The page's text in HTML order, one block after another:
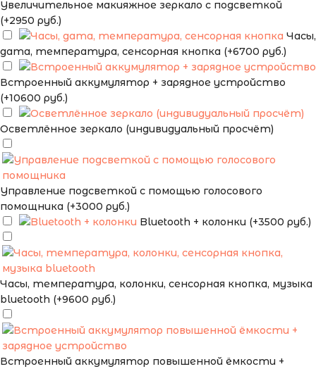
Увеличительное макияжное зеркало с подсветкой
(+2950 руб.)
Часы,
дата, температура, сенсорная кнопка (+6700 руб.)
Встроенный аккумулятор + зарядное устройство
(+10600 руб.)
Осветлённое зеркало (индивидуальный просчёт)
Управление подсветкой с помощью голосового
помощника (+3000 руб.)
Bluetooth + колонки (+3500 руб.)
Часы, температура, колонки, сенсорная кнопка, музыка
bluetooth (+9600 руб.)
Встроенный аккумулятор повышенной ёмкости +